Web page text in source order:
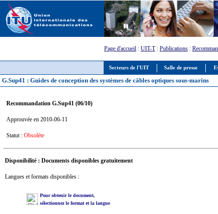
Secteurs de l'UIT Salle de presse
Page d'accueil : UIT-T: Publications :
G.Sup41 : Guides de conception des systèmes de câbles optiques sous-marins
Recommandation G.Sup41 (06/10)
Approuvée en 2010-06-11
Statut : Obsolète
Disponibilité : Documents disponibles gratuitement
Langues et formats disponibles :
Pour obtenir le document,
sélectionnez le format et la langue